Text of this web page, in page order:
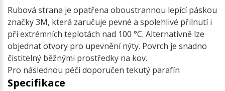
Rubová strana je opatřena oboustrannou lepící páskou
značky 3M, která zaručuje pevné a spolehlivé přilnutí i
při extrémních teplotách nad 100 °C. Alternativně lze
objednat otvory pro upevnění nýty. Povrch je snadno
čistitelný běžnými prostředky na kov.
Pro následnou péči doporučen tekutý parafín
Specifikace